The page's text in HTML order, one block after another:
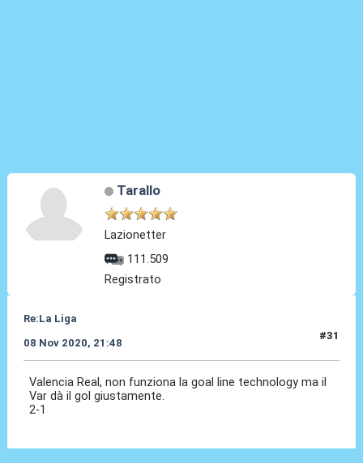
Tarallo
Lazionetter
111.509
Registrato
Re:La Liga
08 Nov 2020, 21:48
#31
Valencia Real, non funziona la goal line technology ma il
Var dà il gol giustamente.
2-1